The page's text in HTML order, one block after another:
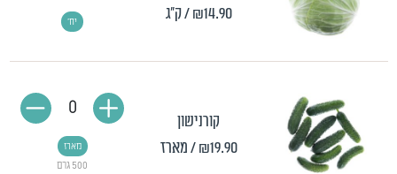
₪14.90 / ק"ג יח'
קורנישון
₪19.90 / מארז
500 גרם
מארז
0